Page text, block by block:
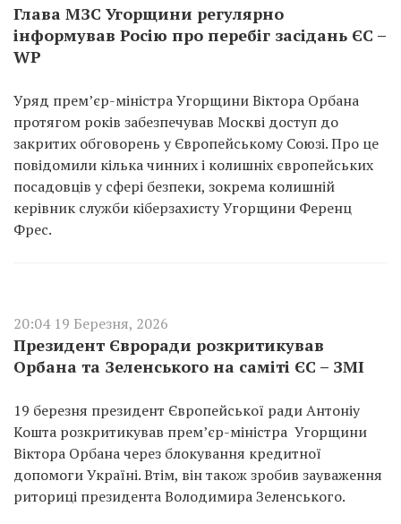
Глава МЗС Угорщини регулярно
інформував Росію про перебіг засідань ЄС –
WP
Уряд прем’єр-міністра Угорщини Віктора Орбана
протягом років забезпечував Москві доступ до
закритих обговорень у Європейському Союзі. Про це
повідомили кілька чинних і колишніх європейських
посадовців у сфері безпеки, зокрема колишній
керівник служби кіберзахисту Угорщини Ференц
Фрес.
20:04 19 Березня, 2026
Президент Євроради розкритикував
Орбана та Зеленського на саміті ЄС – ЗМІ
19 березня президент Європейської ради Антоніу
Кошта розкритикував прем’єр-міністра Угорщини
Віктора Орбана через блокування кредитної
допомоги Україні. Втім, він також зробив зауваження
риториці президента Володимира Зеленського.